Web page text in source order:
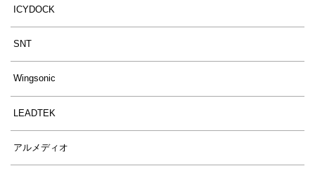
ICYDOCK
SNT
Wingsonic
LEADTEK
アルメディオ